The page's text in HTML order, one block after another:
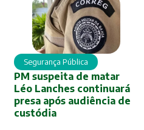
Segurança Pública
PM suspeita de matar
Léo Lanches continuará
presa após audiência de
custódia